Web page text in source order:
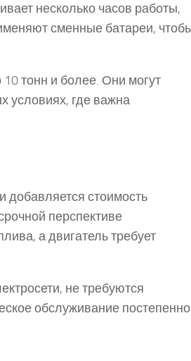
несколько часов работы,
сменные батареи,
тонн и более. Они могут
условиях, где важна
добавляется стоимость
перспективе
а двигатель требует
не требуются
обслуживание постепенно